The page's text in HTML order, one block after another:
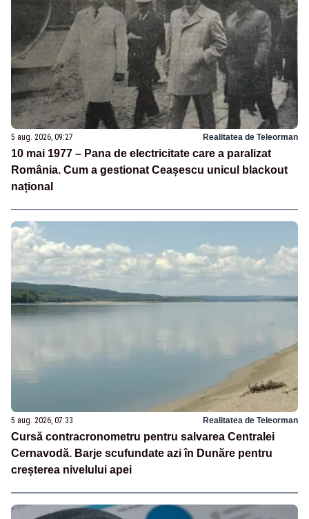
5 aug. 2026, 09:27 Realitatea de Teleorman
10 mai 1977 – Pana de electricitate care a paralizat
România. Cum a gestionat Ceașescu unicul blackout
național
5 aug. 2026, 07:33 Realitatea de Teleorman
Cursă contracronometru pentru salvarea Centralei
Cernavodă. Barje scufundate azi în Dunăre pentru
creșterea nivelului apei